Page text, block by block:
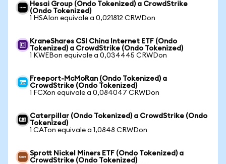
Hesai Group (Ondo Tokenized) a CrowdStrike
(Ondo Tokenized)
1 HSAIon equivale a 0,021812 CRWDon
KraneShares CSI China Internet ETF (Ondo
Tokenized) a CrowdStrike (Ondo Tokenized)
1 KWEBon equivale a 0,034445 CRWDon
Freeport-McMoRan (Ondo Tokenized) a
CrowdStrike (Ondo Tokenized)
1 FCXon equivale a 0,084047 CRWDon
Caterpillar (Ondo Tokenized) a CrowdStrike (Ondo
Tokenized)
1 CATon equivale a 1,0848 CRWDon
Sprott Nickel Miners ETF (Ondo Tokenized) a
CrowdStrike (Ondo Tokenized)